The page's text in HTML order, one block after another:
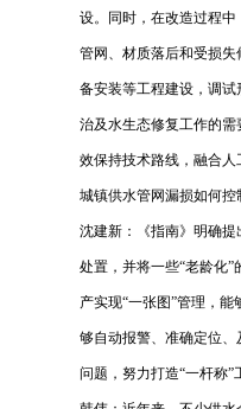
设。同时，在改造过程
管网、材质落后和受损
备安装等工程建设，调
治及水生态修复工作的
效保持技术路线，融合人
城镇供水管网漏损如何控
沈建新：《指南》明确
处置，并将一些“老龄化
产实现“一张图”管理，
够自动报警、准确定位
问题，努力打造“一杆称